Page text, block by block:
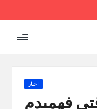
Posted
اخبار
فهمیدم